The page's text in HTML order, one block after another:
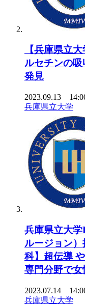
【兵庫県立
ルセチンの
発見
2023.09.13
兵庫県立大学
兵庫県立大
ルージョン
科】超伝導
専門分野で
2023.07.14
兵庫県立大学